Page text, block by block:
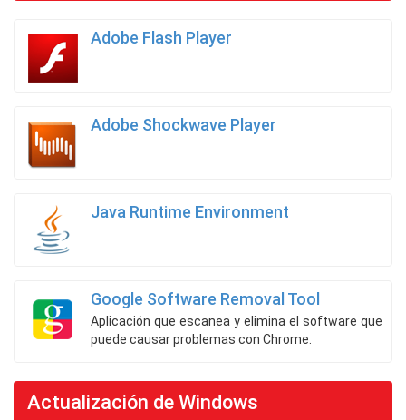
Adobe Flash Player
Adobe Shockwave Player
Java Runtime Environment
Google Software Removal Tool
Aplicación que escanea y elimina el software que
puede causar problemas con Chrome.
Actualización de Windows